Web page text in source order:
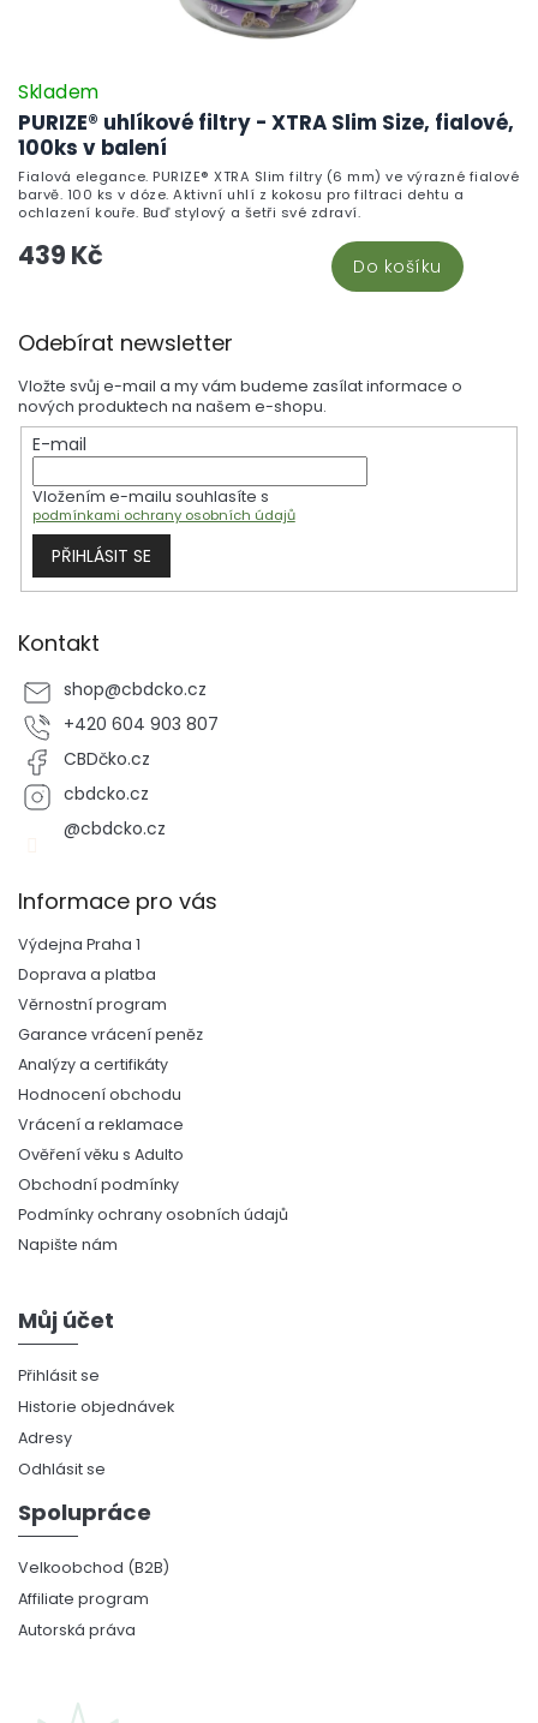
PURIZE® uhlíkové filtry - XTRA Slim Size, fialové,
100ks v balení
Skladem
439 Kč Do košíku
Fialová elegance. PURIZE® XTRA Slim filtry (6 mm) ve výrazné fialové
barvě. 100 ks v dóze. Aktivní uhlí z kokosu pro filtraci dehtu a
ochlazení kouře. Buď stylový a šetři své zdraví.
Odebírat newsletter
Vložte svůj e-mail a my vám budeme zasílat informace o
nových produktech na našem e-shopu.
E-mail
Vložením e-mailu souhlasíte s
podmínkami ochrany osobních údajů
PŘIHLÁSIT SE
Kontakt
shop@cbdcko.cz
+420 604 903 807
CBDčko.cz
cbdcko.cz
@cbdcko.cz
Informace pro vás
Výdejna Praha 1
Doprava a platba
Věrnostní program
Garance vrácení peněz
Analýzy a certifikáty
Hodnocení obchodu
Vrácení a reklamace
Ověření věku s Adulto
Obchodní podmínky
Podmínky ochrany osobních údajů
Napište nám
Můj účet
Přihlásit se
Historie objednávek
Adresy
Odhlásit se
Spolupráce
Velkoobchod (B2B)
Affiliate program
Autorská práva